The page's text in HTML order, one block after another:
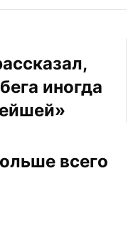
иногда
всего